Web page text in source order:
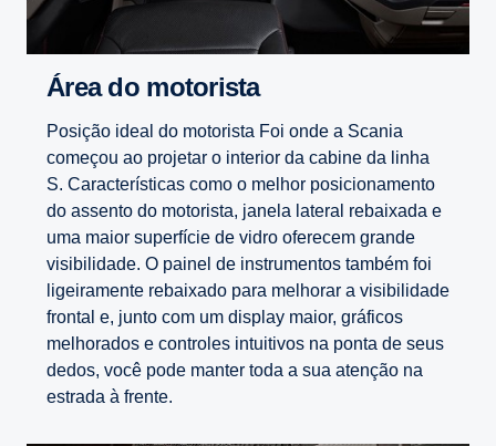
Área do motorista
Posição ideal do motorista Foi onde a Scania
começou ao projetar o interior da cabine da linha
S. Características como o melhor posicionamento
do assento do motorista, janela lateral rebaixada e
uma maior superfície de vidro oferecem grande
visibilidade. O painel de instrumentos também foi
ligeiramente rebaixado para melhorar a visibilidade
frontal e, junto com um display maior, gráficos
melhorados e controles intuitivos na ponta de seus
dedos, você pode manter toda a sua atenção na
estrada à frente.